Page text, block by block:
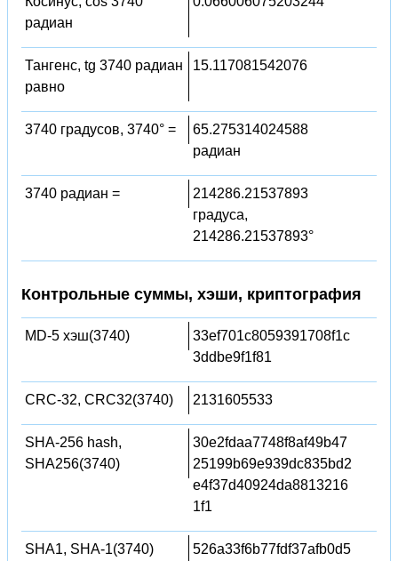
радиан
Тангенс, tg 3740 радиан
равно
15.117081542076
3740 градусов, 3740° =
65.275314024588
радиан
3740 радиан =
214286.21537893
градуса,
214286.21537893°
Контрольные суммы, хэши, криптография
MD-5 хэш(3740)
33ef701c8059391708f1c
3ddbe9f1f81
CRC-32, CRC32(3740) 2131605533
SHA-256 hash,
SHA256(3740)
30e2fdaa7748f8af49b47
25199b69e939dc835bd2
e4f37d40924da8813216
1f1
SHA1, SHA-1(3740)
526a33f6b77fdf37afb0d5